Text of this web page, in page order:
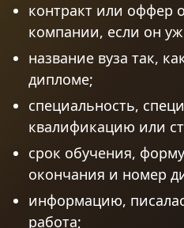
контракт или оффер
компании, если он
название вуза так,
дипломе;
специальность,
квалификацию или
срок обучения,
окончания и номер
информацию,
работа;